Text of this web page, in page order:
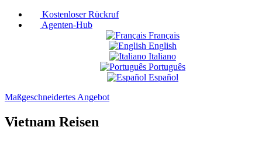
Kostenloser Rückruf
Agenten-Hub
Français
English
Italiano
Português
Español
Maßgeschneidertes Angebot
Vietnam Reisen